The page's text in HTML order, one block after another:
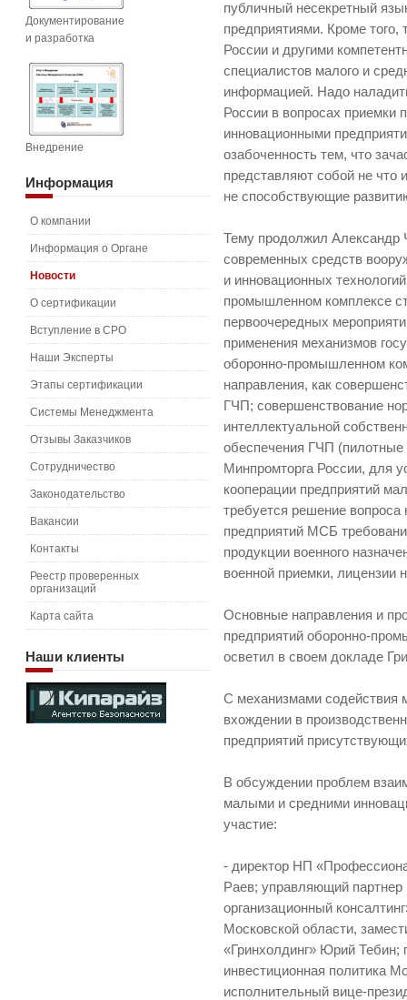
публичный несекретный
предприятиями. Кроме
России и другими
специалистов малого и
информацией. Надо
России в вопросах приемки
инновационными
озабоченность тем, что
представляют собой не что
не способствующие
Тему продолжил Александр
современных средств
и инновационных
промышленном комплексе
первоочередных
применения механизмов
оборонно-промышленном
направления, как
ГЧП; совершенствование
интеллектуальной
обеспечения ГЧП
Минпромторга России, для
кооперации предприятий
требуется решение вопроса
предприятий МСБ
продукции военного
военной приемки, лицензии
Основные направления и
предприятий оборонно-
осветил в своем докладе
С механизмами содействия
вхождении в
предприятий
В обсуждении проблем
малыми и средними
участие:
- директор НП
Раев; управляющий
организационный
Московской области,
«Гринхолдинг» Юрий
инвестиционная политика
исполнительный вице-
Документирование
и разработка
Внедрение
Информация
О компании
Информация о Органе
Новости
О сертификации
Вступление в СРО
Наши Эксперты
Этапы сертификации
Системы Менеджмента
Отзывы Заказчиков
Сотрудничество
Законодательство
Вакансии
Контакты
Реестр проверенных
организаций
Карта сайта
Наши клиенты